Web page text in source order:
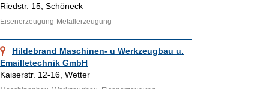
Riedstr. 15, Schöneck
Eisenerzeugung-Metallerzeugung
Hildebrand Maschinen- u Werkzeugbau u.
Emailletechnik GmbH
Kaiserstr. 12-16, Wetter